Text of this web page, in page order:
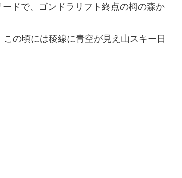
ドで、ゴンドラリフト終点の栂の森か
の頃には稜線に青空が見え山スキー日